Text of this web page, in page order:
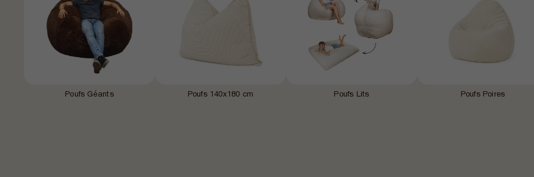
Poufs Géants Poufs 140x180 cm Poufs Lits Poufs Poires